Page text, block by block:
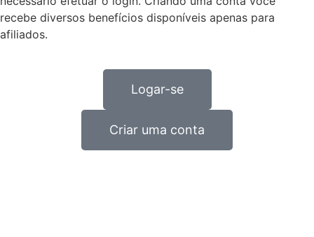
recebe diversos benefícios disponíveis apenas para
afiliados.
Logar-se
Criar uma conta